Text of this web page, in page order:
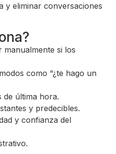
y eliminar conversaciones
manualmente si los
como “¿te hago un
de última hora.
y predecibles.
y confianza del